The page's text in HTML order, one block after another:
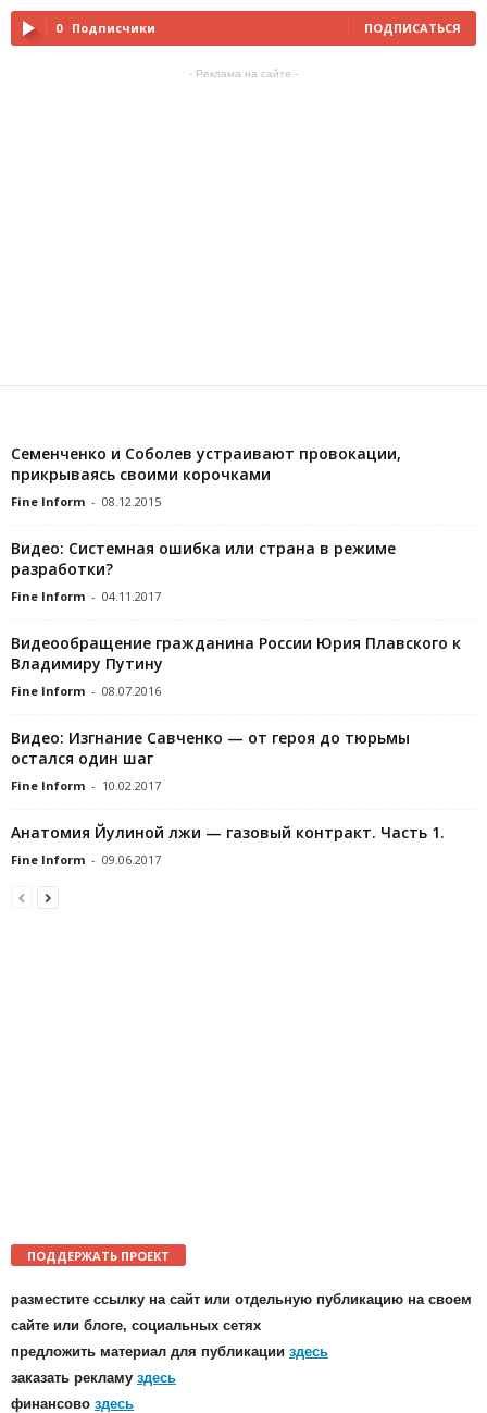
0 Подписчики ПОДПИСАТЬСЯ
- Реклама на сайте -
Семенченко и Соболев устраивают провокации,
прикрываясь своими корочками
Fine Inform - 08.12.2015
Видео: Системная ошибка или страна в режиме
разработки?
Fine Inform - 04.11.2017
Видеообращение гражданина России Юрия Плавского к
Владимиру Путину
Fine Inform - 08.07.2016
Видео: Изгнание Савченко — от героя до тюрьмы
остался один шаг
Fine Inform - 10.02.2017
Анатомия Йулиной лжи — газовый контракт. Часть 1.
Fine Inform - 09.06.2017
ПОДДЕРЖАТЬ ПРОЕКТ
разместите ссылку на сайт или отдельную публикацию на своем
сайте или блоге, социальных сетях
предложить материал для публикации здесь
заказать рекламу здесь
финансово здесь